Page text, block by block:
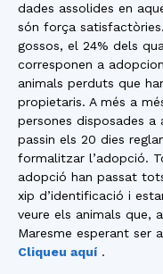
dades assolides en
són força
gossos, el 24% dels
corresponen a
animals perduts que
propietaris. A més a
persones disposades
passin els 20 dies
formalitzar l’adopció.
adopció han passat
xip d’identificació i
veure els animals que,
Maresme esperant ser
Cliqueu aquí .